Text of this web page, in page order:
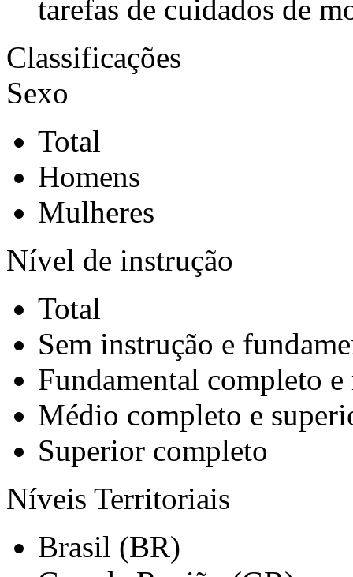
tarefas de cuidados de
Classificações
Sexo
Total
Homens
Mulheres
Nível de instrução
Total
Sem instrução e
Fundamental completo
Médio completo e
Superior completo
Níveis Territoriais
Brasil (BR)